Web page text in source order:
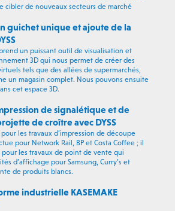
cibler de nouveaux secteurs de marché
guichet unique et ajoute de la
un puissant outil de visualisation et
3D qui nous permet de créer des
tels que des allées de supermarchés,
un magasin complet. Nous pouvons ensuite
cet espace 3D.
de signalétique et de
de croître avec DYSS
pour les travaux d’impression de découpe
pour Network Rail, BP et Costa Coffee ; il
les travaux de point de vente qui
d’affichage pour Samsung, Curry’s et
de produits blancs.
industrielle KASEMAKE